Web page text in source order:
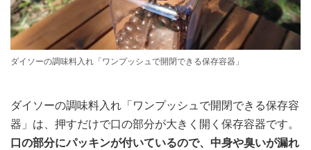
ダイソーの調味料入れ「ワンプッシュで開閉できる保存容器」
ダイソーの調味料入れ「ワンプッシュで開閉できる保存容
器」は、押すだけで口の部分が大きく開く保存容器です。
口の部分にパッキンが付いているので、中身や臭いが漏れ